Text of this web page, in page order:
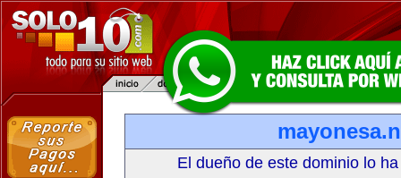
El dueño de este dominio lo